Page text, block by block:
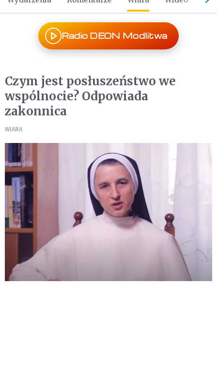
Radio DEON Modlitwa
Czym jest posłuszeństwo we
wspólnocie? Odpowiada
zakonnica
WIARA